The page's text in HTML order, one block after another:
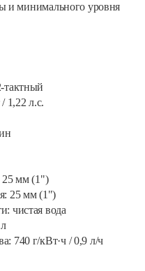
и минимального уровня
тактный
1,22 л.с.
25 мм (1")
25 мм (1")
чистая вода
740 г/кВт·ч / 0,9 л/ч